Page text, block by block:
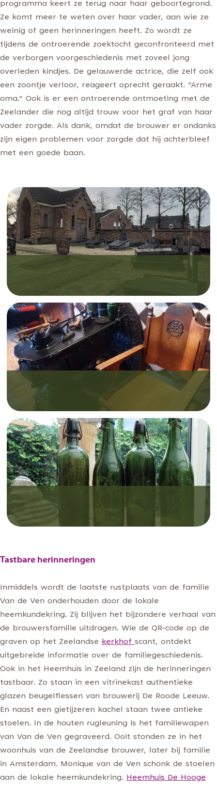
programma keert ze terug naar haar geboortegrond.
Ze komt meer te weten over haar vader, aan wie ze
weinig of geen herinneringen heeft. Zo wordt ze
tijdens de ontroerende zoektocht geconfronteerd met
de verborgen voorgeschiedenis met zoveel jong
overleden kindjes. De gelauwerde actrice, die zelf ook
een zoontje verloor, reageert oprecht geraakt. "Arme
oma." Ook is er een ontroerende ontmoeting met de
Zeelander die nog altijd trouw voor het graf van haar
vader zorgde. Als dank, omdat de brouwer er ondanks
zijn eigen problemen voor zorgde dat hij achterbleef
met een goede baan.
Het kerkhof in Zeeland, waar Jos van de Ven
junior, Jos van de Ven senior en zijn vrouw Jet
Wijnen begraven liggen.
De stoelen van brouwer Jos van de Ven, in het
heemhuis van Heemkundekring Zeeland.
Tastbare herinneringen
Inmiddels wordt de laatste rustplaats van de familie
Van de Ven onderhouden door de lokale
heemkundekring. Zij blijven het bijzondere verhaal van
de brouwersfamilie uitdragen. Wie de QR-code op de
graven op het Zeelandse
kerkhof scant, ontdekt
uitgebreide informatie over de familiegeschiedenis.
Ook in het Heemhuis in Zeeland zijn de herinneringen
tastbaar. Zo staan in een vitrinekast authentieke
glazen beugelflessen van brouwerij De Roode Leeuw.
En naast een gietijzeren kachel staan twee antieke
stoelen. In de houten rugleuning is het familiewapen
van Van de Ven gegraveerd. Ooit stonden ze in het
woonhuis van de Zeelandse brouwer, later bij familie
in Amsterdam. Monique van de Ven schonk de stoelen
aan de lokale heemkundekring.
Heemhuis De Hooge